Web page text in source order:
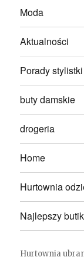
Moda
Aktualności
Porady stylistki
buty damskie
drogeria
Home
Hurtownia
Najlepszy
Hurtownia